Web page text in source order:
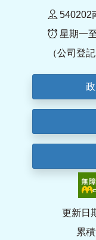
540202
星期一
（公司登
更新日
累